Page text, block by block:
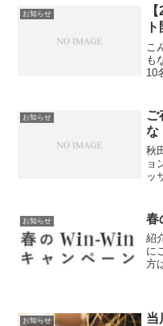
す
お知らせ
こ
も
10
ち
お知らせ
ご
な
秋
ョ
ッ
本
ひ
お知らせ 春
紹
に
方
お知らせ
当